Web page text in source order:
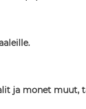
ja monet muut,